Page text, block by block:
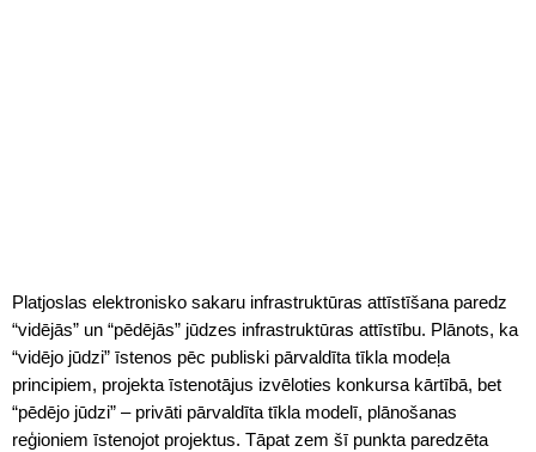
Platjoslas elektronisko sakaru infrastruktūras attīstīšana paredz
“vidējās” un “pēdējās” jūdzes infrastruktūras attīstību. Plānots, ka
“vidējo jūdzi” īstenos pēc publiski pārvaldīta tīkla modeļa
principiem, projekta īstenotājus izvēloties konkursa kārtībā, bet
“pēdējo jūdzi” – privāti pārvaldīta tīkla modelī, plānošanas
reģioniem īstenojot projektus. Tāpat zem šī punkta paredzēta